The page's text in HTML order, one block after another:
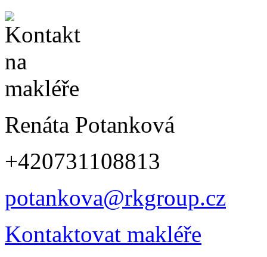
Renáta Potanková
+420731108813
potankova@rkgroup.cz
Kontaktovat makléře